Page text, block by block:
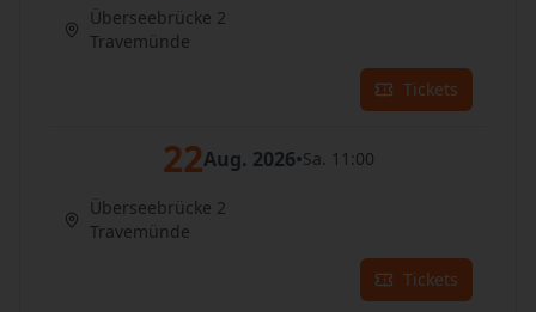
Überseebrücke 2
Travemünde
Tickets
22Aug. 2026•Sa. 11:00
Überseebrücke 2
Travemünde
Tickets